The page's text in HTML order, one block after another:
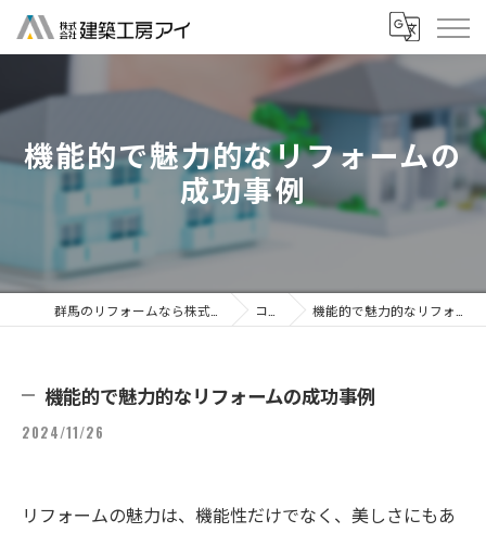
機能的で魅力的なリフォームの
成功事例
コラム 機能的で魅力的なリフォームの成功事例
機能的で魅力的なリフォームの成功事例
2024/11/26
リフォームの魅力は、機能性だけでなく、美しさにもあ